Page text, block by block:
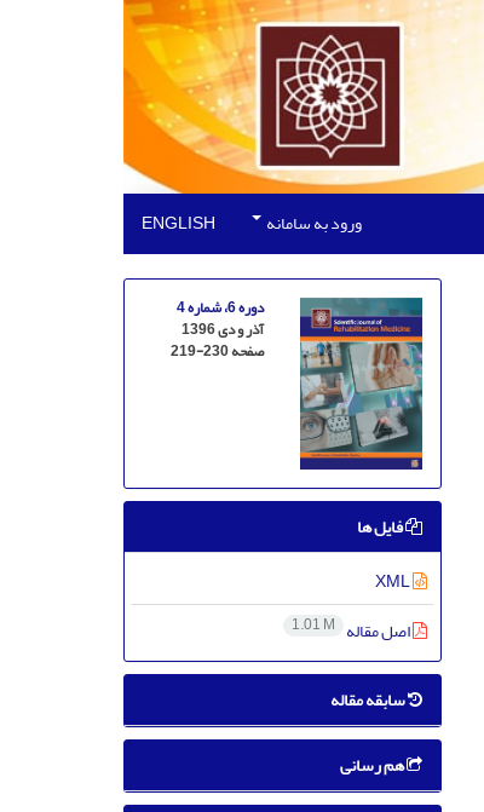
ورود به سامانه ENGLISH
دوره 6، شماره 4
آذر و دی 1396
صفحه219-230
فایل ها
XML
اصل مقاله 1.01 M
سابقه مقاله
هم رسانی